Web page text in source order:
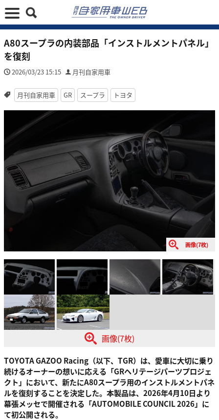
A80スープラの内装部品「インストルメントパネル」
を復刻
2026/03/23 15:15 月刊自家用車
月刊自家用車 GR スープラ トヨタ
画像(7枚)
画像(7枚)
TOYOTA GAZOO Racing（以下、TGR）は、愛車に大切に乗り
続けるオーナーの想いに応える「GRヘリテージパーツプロジェ
クト」において、新たにA80スープラ用のインストルメントパネ
ルを復刻することを決定した。本製品は、2026年4月10日より
幕張メッセで開催される「AUTOMOBILE COUNCIL 2026」に
て初公開される。